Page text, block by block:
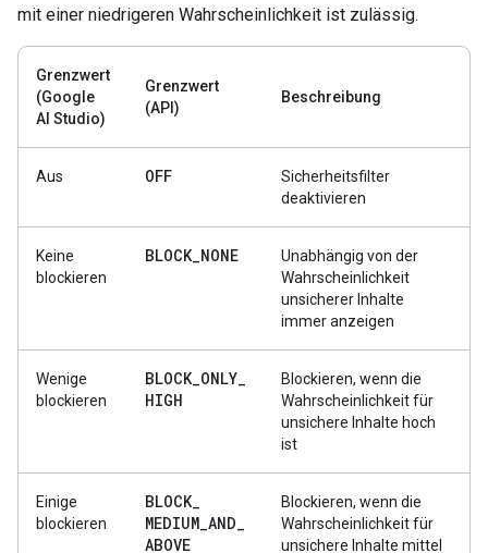
mit einer niedrigeren Wahrscheinlichkeit ist zulässig.
Grenzwert
(Google
AI Studio)
Grenzwert
(API)
Beschreibung
Aus OFF
Sicherheitsfilter
deaktivieren
Keine
blockieren
BLOCK_NONE
Unabhängig von der
Wahrscheinlichkeit
unsicherer Inhalte
immer anzeigen
Wenige
blockieren
BLOCK_ONLY_
HIGH
Blockieren, wenn die
Wahrscheinlichkeit für
unsichere Inhalte hoch
ist
Einige
blockieren
BLOCK_
MEDIUM_AND_
ABOVE
Blockieren, wenn die
Wahrscheinlichkeit für
unsichere Inhalte mittel